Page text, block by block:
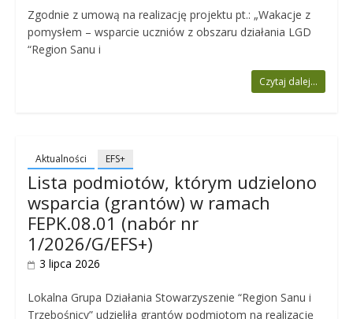
Zgodnie z umową na realizację projektu pt.: „Wakacje z
pomysłem – wsparcie uczniów z obszaru działania LGD
“Region Sanu i
Czytaj dalej...
Aktualności EFS+
Lista podmiotów, którym udzielono
wsparcia (grantów) w ramach
FEPK.08.01 (nabór nr
1/2026/G/EFS+)
3 lipca 2026
Lokalna Grupa Działania Stowarzyszenie “Region Sanu i
Trzebośnicy” udzieliła grantów podmiotom na realizację